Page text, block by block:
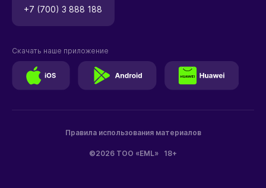
+7 (700) 3 888 188
©2026 ТОО «EML» 18+
Правила использования материалов
Скачать наше приложение